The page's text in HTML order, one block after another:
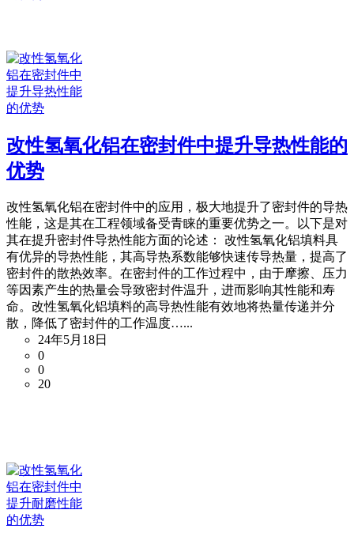
改性氢氧化铝在密封件中提升导热性能的
优势
改性氢氧化铝在密封件中的应用，极大地提升了密封件的导热
性能，这是其在工程领域备受青睐的重要优势之一。以下是对
其在提升密封件导热性能方面的论述： 改性氢氧化铝填料具
有优异的导热性能，其高导热系数能够快速传导热量，提高了
密封件的散热效率。在密封件的工作过程中，由于摩擦、压力
等因素产生的热量会导致密封件温升，进而影响其性能和寿
命。改性氢氧化铝填料的高导热性能有效地将热量传递并分
散，降低了密封件的工作温度…...
24年5月18日
0
0
20